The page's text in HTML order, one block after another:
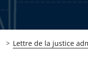
Lettre de la justice